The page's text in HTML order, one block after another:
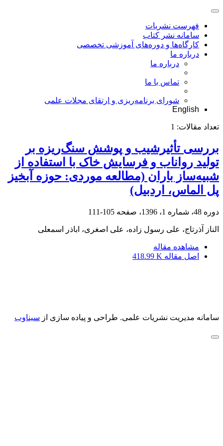
فهرست نشریات
سامانه نشر کتاب
کارگاه‌ها و دوره‌های آموزشی تخصصی
درباره ما
درباره ما
تماس با ما
شورای برنامه‌ریزی و ارتقای مجلات علمی
English
تعداد مقالات: 1
بررسی تأثیرشیب و پوشش سنگ‌ریزه بر
تولید رواناب و فرسایش خاک با استفاده از
شبیه‌ساز باران (مطالعه موردی: حوزه آبخیز
پل الماس، اردبیل)
دوره 48، شماره 1، 1396، صفحه 105-111
الناز آذرتاج، علی رسول زاده، علی اصغری، اباذر اسمعلی
مشاهده مقاله
اصل مقاله 418.99 K
سامانه مدیریت نشریات علمی. طراحی و پیاده سازی از سیناوب